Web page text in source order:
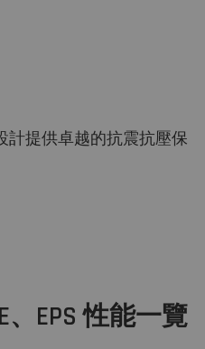
計提供卓越的抗震抗壓保
、EPS 性能一覽